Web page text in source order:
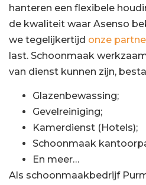
hanteren een flexibele
de kwaliteit waar Asenso
we tegelijkertijd onze
last. Schoonmaak
van dienst kunnen zijn,
Glazenbewassing;
Gevelreiniging;
Kamerdienst (Hotels);
Schoonmaak
En meer…
Als schoonmaakbedrijf